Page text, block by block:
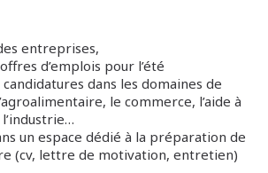
entreprises,
d’emplois pour l’été
dans les domaines de
le commerce, l’aide à
un espace dédié à la préparation de
(cv, lettre de motivation, entretien)